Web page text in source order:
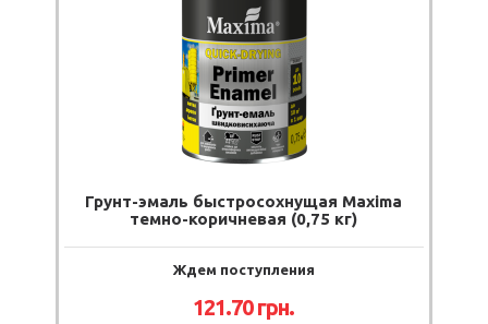
Грунт-эмаль быстросохнущая Maxima
темно-коричневая (0,75 кг)
Ждем поступления
121.70грн.